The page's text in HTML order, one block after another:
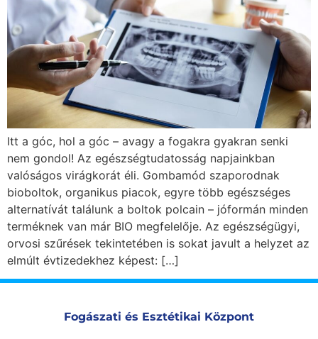
Itt a góc, hol a góc – avagy a fogakra gyakran senki
nem gondol! Az egészségtudatosság napjainkban
valóságos virágkorát éli. Gombamód szaporodnak
bioboltok, organikus piacok, egyre több egészséges
alternatívát találunk a boltok polcain – jóformán minden
terméknek van már BIO megfelelője. Az egészségügyi,
orvosi szűrések tekintetében is sokat javult a helyzet az
elmúlt évtizedekhez képest: […]
Fogászati és Esztétikai Központ